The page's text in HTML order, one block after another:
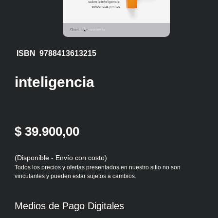
ISBN 9788413613215
inteligencia
$ 39.900,00
(Disponible - Envío con costo)
Todos los precios y ofertas presentados en nuestro sitio no son
vinculantes y pueden estar sujetos a cambios.
Medios de Pago Digitales